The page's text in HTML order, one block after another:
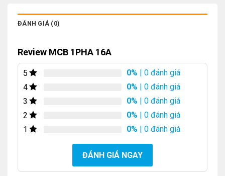
ĐÁNH GIÁ (0)
Review MCB 1PHA 16A
5 0% | 0 đánh giá
4
0% | 0 đánh giá
3
0% | 0 đánh giá
2
0% | 0 đánh giá
1
0% | 0 đánh giá
ĐÁNH GIÁ NGAY